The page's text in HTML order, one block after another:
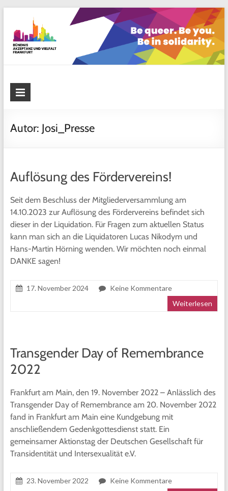
content
Bündnis Akzeptanz und Vielfalt
Autor: Josi_Presse
Auflösung des Fördervereins!
Seit dem Beschluss der Mitgliederversammlung am
14.10.2023 zur Auflösung des Fördervereins befindet sich
dieser in der Liquidation. Für Fragen zum aktuellen Status
kann man sich an die Liquidatoren Lucas Nikodym und
Hans-Martin Hörning wenden. Wir möchten noch einmal
DANKE sagen!
17. November 2024
Keine Kommentare
Weiterlesen
Transgender Day of Remembrance
2022
Frankfurt am Main, den 19. November 2022 – Anlässlich des
Transgender Day of Remembrance am 20. November 2022
fand in Frankfurt am Main eine Kundgebung mit
anschließendem Gedenkgottesdienst statt. Ein
gemeinsamer Aktionstag der Deutschen Gesellschaft für
Transidentität und Intersexualität e.V.
23. November 2022
Keine Kommentare